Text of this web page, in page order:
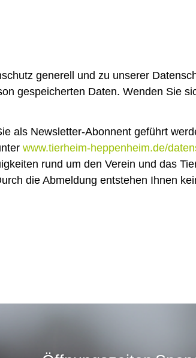
generell und zu unserer
gespeicherten Daten. Wenden Sie
als Newsletter-Abonnent geführt
www.tierheim-heppenheim.de/
rund um den Verein und das
die Abmeldung entstehen Ihnen